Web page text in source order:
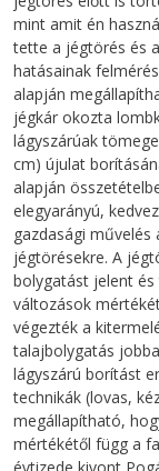
mint amit én
tette a jégtörés és
hatásainak
alapján
jégkár okozta
lágyszárúak
cm) újulat
alapján
elegyarányú,
gazdasági művelés
jégtörésekre. A
bolygatást jelent
változások
végezték a
talajbolygatás
lágyszárú borítást
technikák (lovas,
megállapítható,
mértékétől függ a